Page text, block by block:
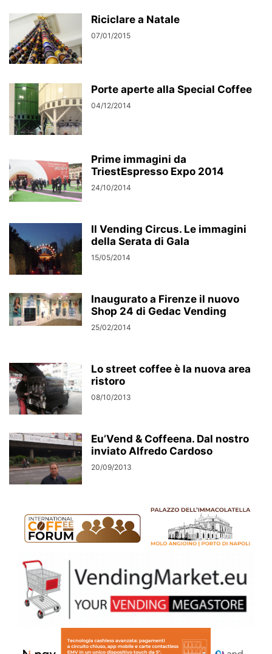
Riciclare a Natale
07/01/2015
Porte aperte alla Special Coffee
04/12/2014
Prime immagini da
TriestEspresso Expo 2014
24/10/2014
Il Vending Circus. Le immagini
della Serata di Gala
15/05/2014
Inaugurato a Firenze il nuovo
Shop 24 di Gedac Vending
25/02/2014
Lo street coffee è la nuova area
ristoro
08/10/2013
Eu’Vend & Coffeena. Dal nostro
inviato Alfredo Cardoso
20/09/2013